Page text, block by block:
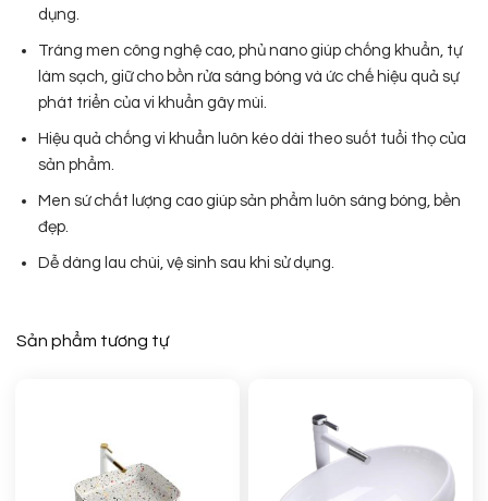
dụng.
Tráng men công nghệ cao, phủ nano giúp chống khuẩn, tự
làm sạch, giữ cho bồn rửa sáng bóng và ức chế hiệu quả sự
phát triển của vi khuẩn gây mùi.
Hiệu quả chống vi khuẩn luôn kéo dài theo suốt tuổi thọ của
sản phẩm.
Men sứ chất lượng cao giúp sản phẩm luôn sáng bóng, bền
đẹp.
Dễ dàng lau chùi, vệ sinh sau khi sử dụng.
Sản phẩm tương tự